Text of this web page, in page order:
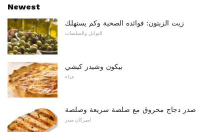
Newest
زيت الزيتون: فوائده الصحية وكم يستهلك
التوابل والصلصات
بيكون وشيدر كيشي
غداء
صدر دجاج محروق مع صلصة سريعة وصلصة
اميركان مينز